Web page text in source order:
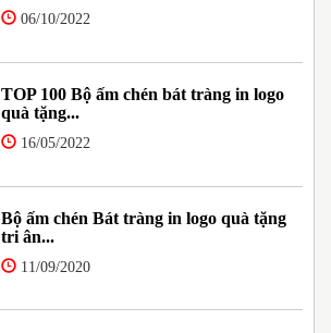
06/10/2022
TOP 100 Bộ ấm chén bát tràng in logo
quà tặng...
16/05/2022
Bộ ấm chén Bát tràng in logo quà tặng
tri ân...
11/09/2020